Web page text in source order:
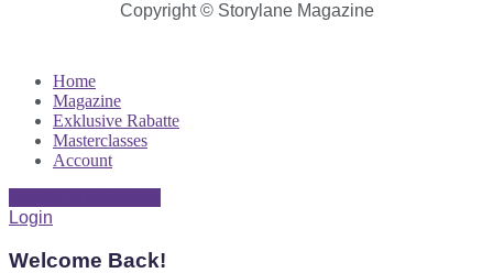
Copyright © Storylane Magazine
Home
Magazine
Exklusive Rabatte
Masterclasses
Account
Login
Welcome Back!